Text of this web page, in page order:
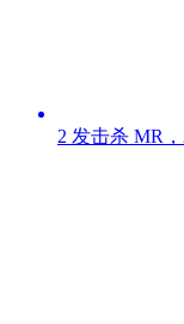
2 发击杀 MR